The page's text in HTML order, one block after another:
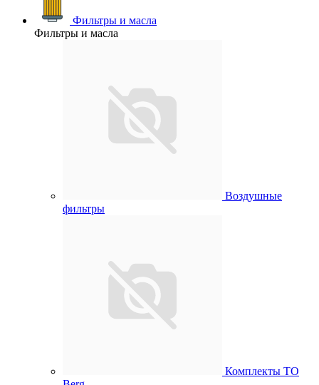
Фильтры и масла
Фильтры и масла
Воздушные
фильтры
Комплекты ТО